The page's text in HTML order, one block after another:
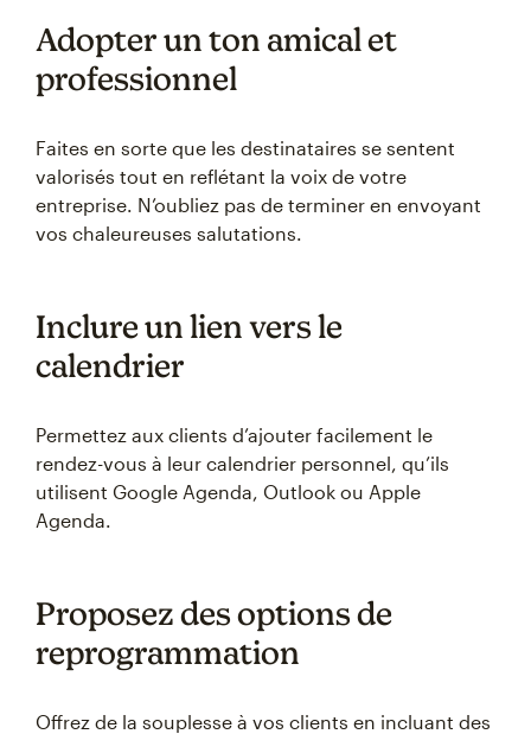
Adopter un ton amical et
professionnel
Faites en sorte que les destinataires se sentent
valorisés tout en reflétant la voix de votre
entreprise. N’oubliez pas de terminer en envoyant
vos chaleureuses salutations.
Inclure un lien vers le
calendrier
Permettez aux clients d’ajouter facilement le
rendez-vous à leur calendrier personnel, qu’ils
utilisent Google Agenda, Outlook ou Apple
Agenda.
Proposez des options de
reprogrammation
Offrez de la souplesse à vos clients en incluant des